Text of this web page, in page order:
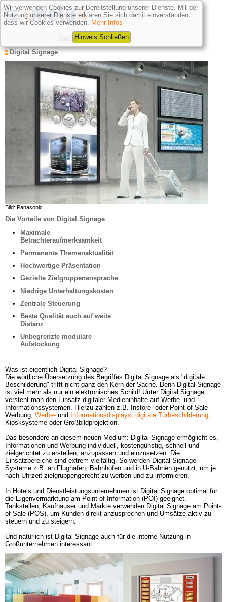
Digital Signage
Bild: Panasonic
Die Vorteile von Digital Signage
Maximale
Betrachteraufmerksamkeit
Permanente Themenaktualität
Hochwertige Präsentation
Gezielte Zielgruppenansprache
Niedrige Unterhaltungskosten
Zentrale Steuerung
Beste Qualität auch auf weite
Distanz
Unbegrenzte modulare
Aufstockung
Was ist eigentlich Digital Signage?
Die wörtliche Übersetzung des Begriffes Digital Signage als "digitale
Beschilderung" trifft nicht ganz den Kern der Sache. Denn Digital Signage
ist viel mehr als nur ein elektronisches Schild! Unter Digital Signage
versteht man den Einsatz digitaler Medieninhalte auf Werbe- und
Informationssystemen. Hierzu zählen z.B. Instore- oder Point-of-Sale
Werbung, Werbe- und Informationsdisplays, digitale Türbeschilderung,
Kiosksysteme oder Großbildprojektion.
Das besondere an diesem neuen Medium: Digital Signage ermöglicht es,
Informationen und Werbung individuell, kostengünstig, schnell und
zielgerichtet zu erstellen, anzupassen und einzusetzen. Die
Einsatzbereiche sind extrem vielfältig. So werden Digital Signage
Systeme z.B. an Flughäfen, Bahnhöfen und in U-Bahnen genutzt, um je
nach Uhrzeit zielgruppengerecht zu werben und zu informieren.
In Hotels und Dienstleistungsunternehmen ist Digital Signage optimal für
die Eigenvermarktung am Point-of-Information (POI) geeignet.
Tankstellen, Kaufhäuser und Märkte verwenden Digital Signage am Point-
of-Sale (POS), um Kunden direkt anzusprechen und Umsätze aktiv zu
steuern und zu steigern.
Und natürlich ist Digital Signage auch für die interne Nutzung in
Großunternehmen interessant.
Wir verwenden Cookies zur Bereitstellung unserer Dienste. Mit der
Nutzung unserer Dienste erklären Sie sich damit einverstanden,
dass wir Cookies verwenden. Mehr Infos
Hinweis Schließen